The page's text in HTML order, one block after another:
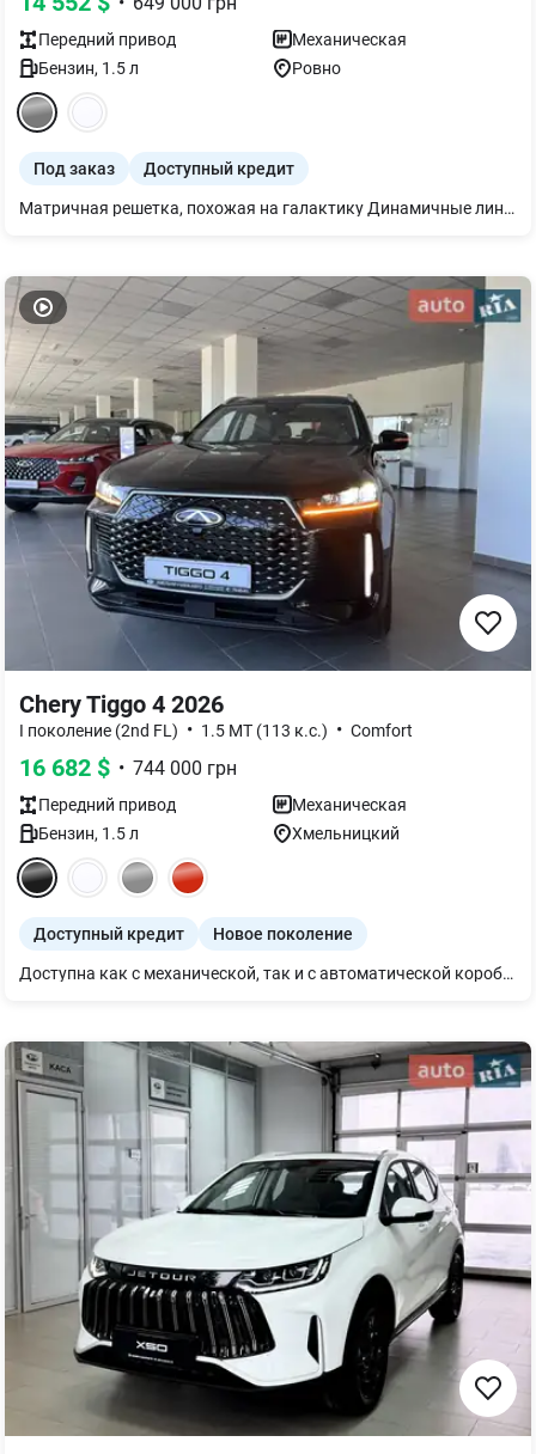
Передний привод
Механическая
Бензин, 1.5л Ровно
Под заказ Доступный кредит
Матричная решетка, похожая на галактику Динамичные линии двойного плеча Задние дымчатые фонари 3D Больше пространства на задних сиденьях по сравнению с конкурентами Сенсорный 9-дюймовый экран Кузов высокой прочности Система контроля давления в шинах (TPMS)
Chery Tiggo 4 2026
I поколение (2nd FL) • 1.5 MT (113 к.с.) • Comfort
16 682 $ • 744 000 грн
Передний привод
Механическая
Бензин, 1.5л Хмельницкий
Доступный кредит Новое поколение
Доступна как с механической, так и с автоматической коробкой передач. В наличии — в белом, черном и сером цветах.